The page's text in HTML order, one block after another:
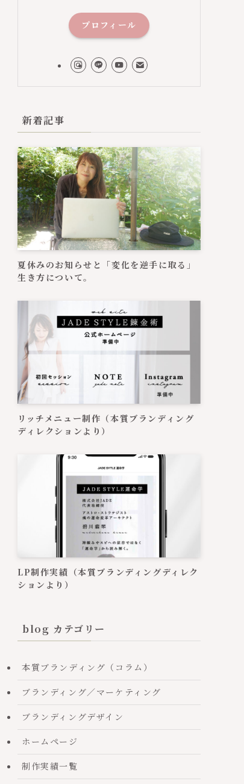
プロフィール
新着記事
夏休みのお知らせと「変化を逆手に取る」
生き方について。
リッチメニュー制作（本質ブランディング
ディレクションより）
LP制作実績（本質ブランディングディレク
ションより）
blog カテゴリー
本質ブランディング（コラム）
ブランディング／マーケティング
ブランディングデザイン
ホームページ
制作実績一覧